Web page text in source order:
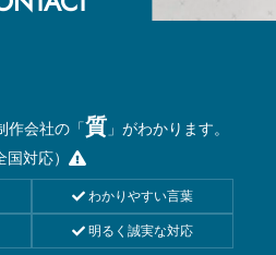
作会社の「質 」がわかります。
国対応）
わかりやすい言葉
明るく誠実な対応